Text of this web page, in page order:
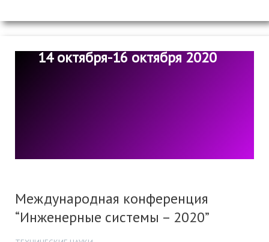
14 октября-16 октября 2020
Международная конференция
“Инженерные системы – 2020”